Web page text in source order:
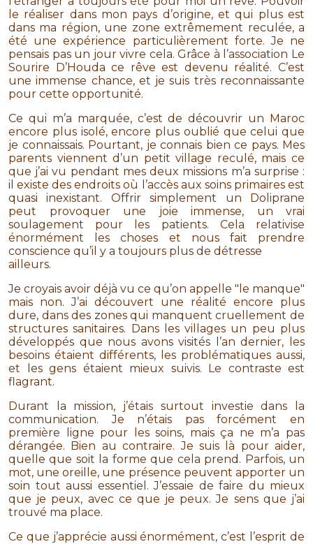
le réaliser dans mon pays d’origine, et qui plus est
dans ma région, une zone extrêmement reculée, a
été une expérience particulièrement forte. Je ne
pensais pas un jour vivre cela. Grâce à l’association Le
Sourire D’Houda ce rêve est devenu réalité. C’est
une immense chance, et je suis très reconnaissante
pour cette opportunité.
Ce qui m’a marquée, c’est de découvrir un Maroc
encore plus isolé, encore plus oublié que celui que
je connaissais. Pourtant, je connais bien ce pays. Mes
parents viennent d’un petit village reculé, mais ce
que j’ai vu pendant mes deux missions m’a surprise :
il existe des endroits où l’accès aux soins primaires est
quasi inexistant. Offrir simplement un Doliprane
peut provoquer une joie immense, un vrai
soulagement pour les patients. Cela relativise
énormément les choses et nous fait prendre
conscience qu’il y a toujours plus de détresse
ailleurs.
Je croyais avoir déjà vu ce qu’on appelle "le manque"
mais non. J’ai découvert une réalité encore plus
dure, dans des zones qui manquent cruellement de
structures sanitaires. Dans les villages un peu plus
développés que nous avons visités l’an dernier, les
besoins étaient différents, les problématiques aussi,
et les gens étaient mieux suivis. Le contraste est
flagrant.
Durant la mission, j’étais surtout investie dans la
communication. Je n’étais pas forcément en
première ligne pour les soins, mais ça ne m’a pas
dérangée. Bien au contraire. Je suis là pour aider,
quelle que soit la forme que cela prend. Parfois, un
mot, une oreille, une présence peuvent apporter un
soin tout aussi essentiel. J’essaie de faire du mieux
que je peux, avec ce que je peux. Je sens que j’ai
trouvé ma place.
Ce que j’apprécie aussi énormément, c’est l’esprit de